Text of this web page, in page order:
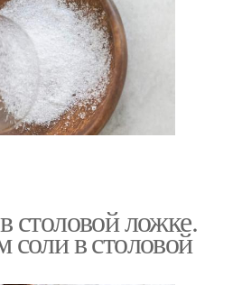
столовой ложке.
соли в столовой